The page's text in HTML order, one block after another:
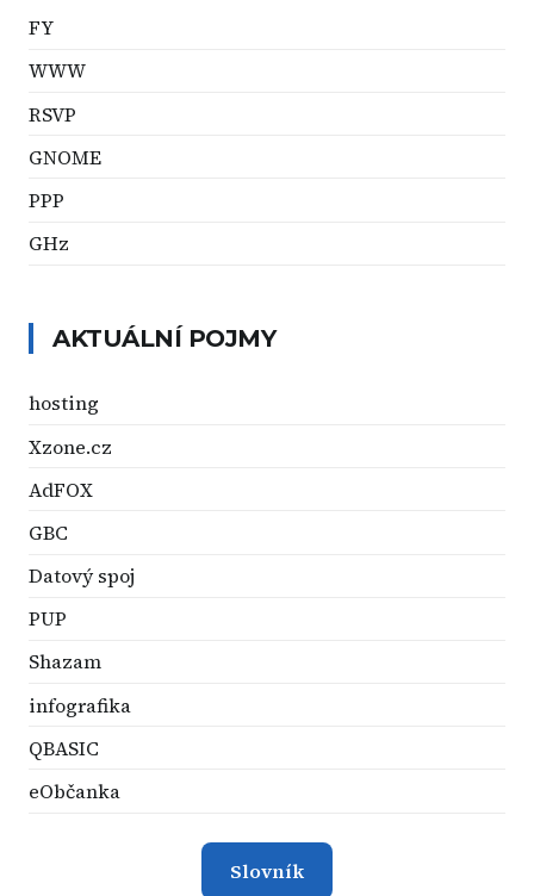
FY
WWW
RSVP
GNOME
PPP
GHz
AKTUÁLNÍ POJMY
hosting
Xzone.cz
AdFOX
GBC
Datový spoj
PUP
Shazam
infografika
QBASIC
eObčanka
Slovník